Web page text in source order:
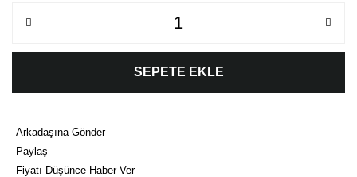
SEPETE EKLE
Arkadaşına Gönder
Paylaş
Fiyatı Düşünce Haber Ver